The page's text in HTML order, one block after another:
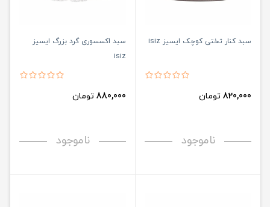
سبد کنار تختی کوچک ایسیز isiz
820,000 تومان
ناموجود
سبد اکسسوری گرد بزرگ ایسیز
isiz
880,000 تومان
ناموجود